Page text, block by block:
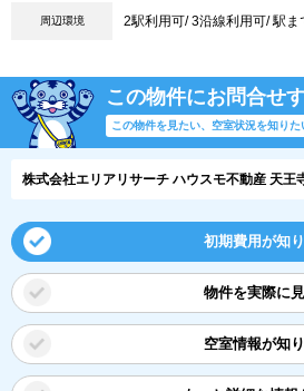
周辺環境 2駅利用可/ 3沿線利用可/ 駅ま
この物件にお問合せ
この物件を見たい、空室状況を知りた
株式会社エリアリサーチ ハウスモ不動産 天王
初期費用が知
物件を実際に
空室情報が知